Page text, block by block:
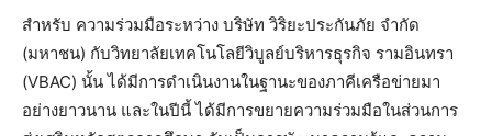
สำหรับ ความร่วมมือระหว่าง บริษัท วิริยะประกันภัย จำกัด
(มหาชน) กับวิทยาลัยเทคโนโลยีวิบูลย์บริหารธุรกิจ รามอินทรา
(VBAC) นั้น ได้มีการดำเนินงานในฐานะของภาคีเครือข่ายมา
อย่างยาวนาน และในปีนี้ ได้มีการขยายความร่วมมือในส่วนการ